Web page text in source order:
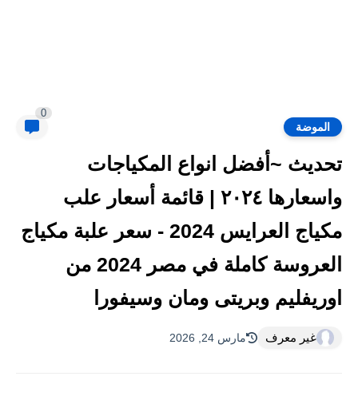
الموضة
0
تحديث ~أفضل انواع المكياجات
واسعارها ٢٠٢٤ | قائمة أسعار علب
مكياج العرايس 2024 - سعر علبة مكياج
العروسة كاملة في مصر 2024 من
اوريفليم وبريتى ومان وسيفورا
غير معرف مارس 24, 2026